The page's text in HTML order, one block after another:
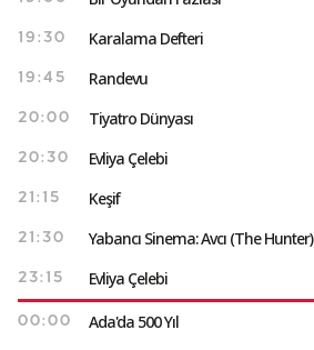
19:30 Karalama Defteri
19:45 Randevu
20:00 Tiyatro Dünyası
20:30 Evliya Çelebi
21:15 Keşif
21:30 Yabancı Sinema: Avcı (The Hunter)
23:15 Evliya Çelebi
00:00 Ada'da 500 Yıl